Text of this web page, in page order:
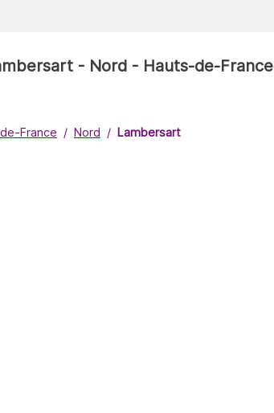
- Nord - Hauts-de-France
France Nord Lambersart